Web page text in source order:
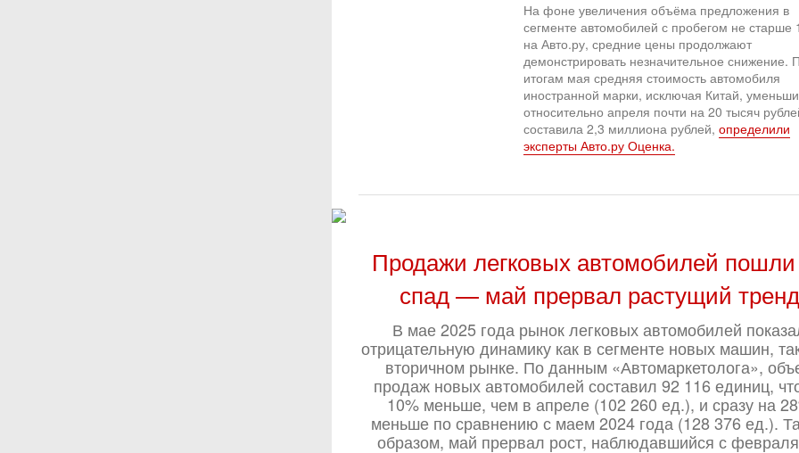
На фоне увеличения объёма предложения в
сегменте автомобилей с пробегом не старше
на Авто.ру, средние цены продолжают
демонстрировать незначительное снижение.
итогам мая средняя стоимость автомобиля
иностранной марки, исключая Китай,
относительно апреля почти на 20 тысяч
составила 2,3 миллиона рублей, определили
эксперты Авто.ру Оценка.
Продажи легковых автомобилей
спад — май прервал растущий тренд
В мае 2025 года рынок легковых автомобилей
отрицательную динамику как в сегменте новых машин,
вторичном рынке. По данным «Автомаркетолога»,
продаж новых автомобилей составил 92 116 единиц,
10% меньше, чем в апреле (102 260 ед.), и сразу на
меньше по сравнению с маем 2024 года (128 376 ед.).
образом, май прервал рост, наблюдавшийся с